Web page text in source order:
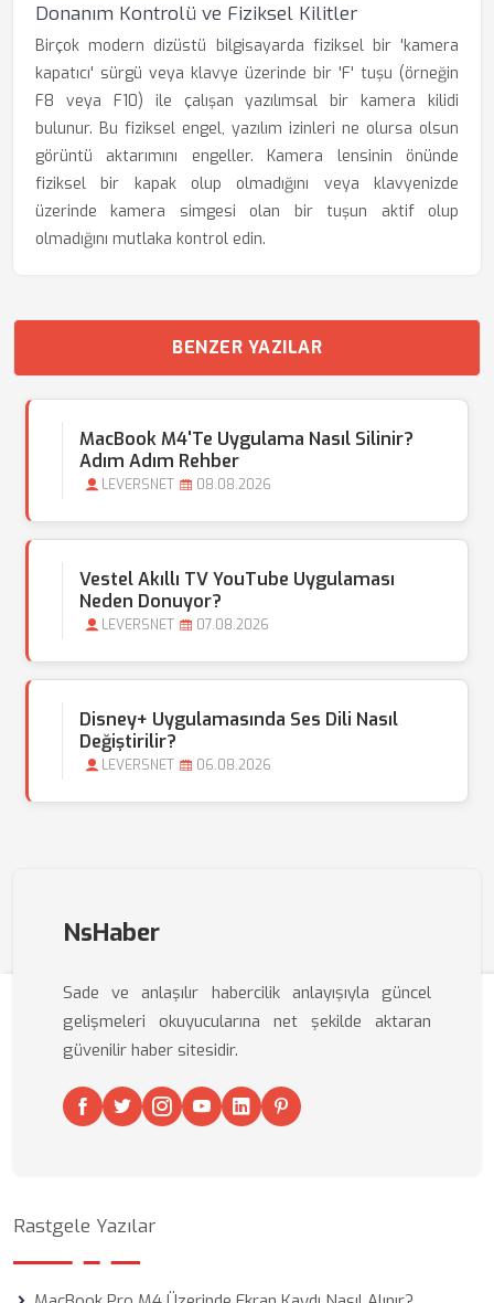
Donanım Kontrolü ve Fiziksel Kilitler
Birçok modern dizüstü bilgisayarda fiziksel bir 'kamera
kapatıcı' sürgü veya klavye üzerinde bir 'F' tuşu (örneğin
F8 veya F10) ile çalışan yazılımsal bir kamera kilidi
bulunur. Bu fiziksel engel, yazılım izinleri ne olursa olsun
görüntü aktarımını engeller. Kamera lensinin önünde
fiziksel bir kapak olup olmadığını veya klavyenizde
üzerinde kamera simgesi olan bir tuşun aktif olup
olmadığını mutlaka kontrol edin.
BENZER YAZILAR
MacBook M4'te Uygulama Nasıl Silinir?
Adım Adım Rehber
LEVERSNET 08.08.2026
Vestel Akıllı TV YouTube Uygulaması
Neden Donuyor?
LEVERSNET 07.08.2026
Disney+ Uygulamasında Ses Dili Nasıl
Değiştirilir?
LEVERSNET 06.08.2026
NsHaber
Sade ve anlaşılır habercilik anlayışıyla güncel
gelişmeleri okuyucularına net şekilde aktaran
güvenilir haber sitesidir.
Rastgele Yazılar